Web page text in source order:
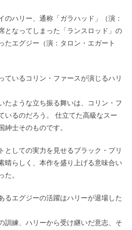
のハリー、通称「ガラハッド」（演：
となってしまった「ランスロッド」の
たエグジー（演：タロン・エガート
ているコリン・ファースが演じるハリ
たような立ち振る舞いは、コリン・フ
いるのだろう。 仕立てた高級なスー
紳士そのものです。
としての実力を見せるブラック・プリ
晴らしく、本作を盛り上げる意味合い
た。
るエグジーの活躍はハリーが退場した
訓練、ハリーから受け継いだ意志、そ